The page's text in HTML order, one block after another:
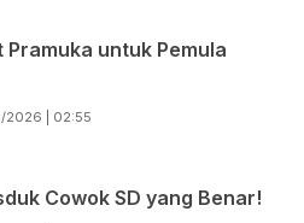
Pramuka untuk Pemula
2026 | 02:55
Cowok SD yang Benar!